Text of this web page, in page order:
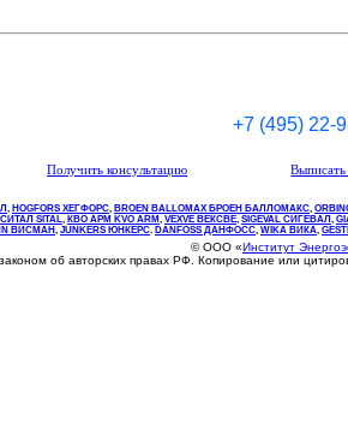
+7 (495) 22-
Получить консультацию
, НOGFORS ХЕГФОРС, BROEN BALLOMAX БРОЕН БАЛЛОМАКС,
СИТАЛ SITAL, КВО АРМ KVO ARM, VEXVE ВЕКСВЕ, SIGEVAL СИГЕВАЛ ,
ВИСМАН , JUNKERS ЮНКЕРС. DANFOSS ДАНФОСС, WIKA ВИКА,
© ООО «Институт
об авторских правах РФ. Копирование или